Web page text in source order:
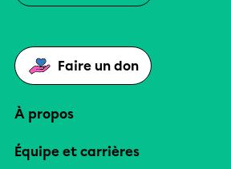
Faire un don
À propos
Équipe et carrières